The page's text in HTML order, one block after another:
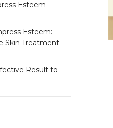
Esteem
Esteem:
Skin Treatment
Result to